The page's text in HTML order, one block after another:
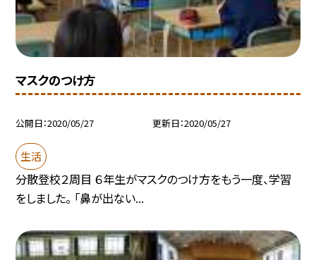
マスクのつけ方
公開日 2020/05/27 更新日 2020/05/27
生活
分散登校２周目 ６年生がマスクのつけ方をもう一度、学習
をしました。 「鼻が出ない...